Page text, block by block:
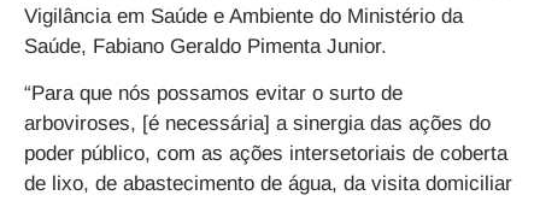
Vigilância em Saúde e Ambiente do Ministério da
Saúde, Fabiano Geraldo Pimenta Junior.
“Para que nós possamos evitar o surto de
arboviroses, [é necessária] a sinergia das ações do
poder público, com as ações intersetoriais de coberta
de lixo, de abastecimento de água, da visita domiciliar